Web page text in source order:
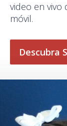
video en vivo
móvil.
Descubra